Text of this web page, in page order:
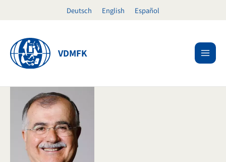
Deutsch English Español
VDMFK